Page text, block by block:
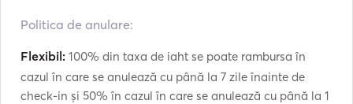
Politica de anulare:
Flexibil: 100% din taxa de iaht se poate rambursa în
cazul în care se anulează cu până la 7 zile înainte de
check-in și 50% în cazul în care se anulează cu până la 1